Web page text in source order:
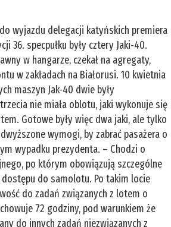
wyjazdu delegacji katyńskich premiera
36. specpułku były cztery Jaki-40.
w hangarze, czekał na agregaty,
w zakładach na Białorusi. 10 kwietnia
maszyn Jak-40 dwie były
nie miała oblotu, jaki wykonuje się
Gotowe były więc dwa jaki, ale tylko
wymogi, by zabrać pasażera o
wypadku prezydenta. – Chodzi o
po którym obowiązują szczególne
do samolotu. Po takim locie
do zadań związanych z lotem o
72 godziny, pod warunkiem że
do innych zadań niezwiązanych z